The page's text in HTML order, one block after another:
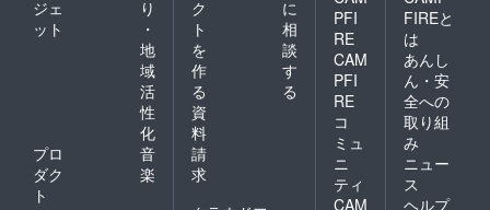
在編集スタッフたちが
校正作業に絶賛苦悩中
です。笑 アフガニス
タンへの愛が詰まった
本記事。 どうぞ、出
来上がりをお楽しみ
に！ 2代目編集長 並
ジェ
ット
り
・
地
域
活
性
化
プロ
ダク
ト
音
楽
ク
ト
を
作
る
に
相
談
す
る
資
料
請
求
PFI
RE
CAM
PFI
RE
コ
ミュ
ニ
ティ
CAM
FIREと
は
あんし
ん・安
全への
取り組
み
ニュー
ス
ヘルプ